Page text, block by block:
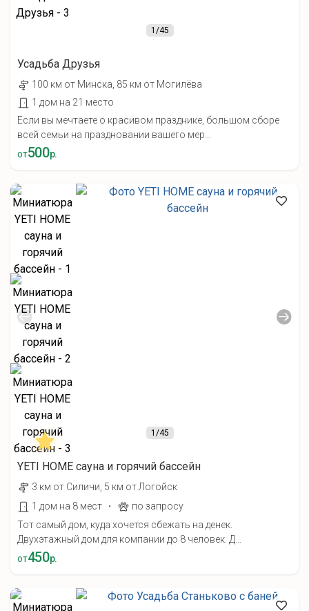
1/45
Усадьба Друзья
100 км от Минска, 85 км от Могилёва
1 дом на 21 место
Если вы мечтаете о красивом празднике, большом сборе
всей семьи на праздновании вашего мер...
от500р.
1/45
YETI HOME cауна и горячий бассейн
3 км от Силичи, 5 км от Логойск
1 дом на 8 мест
·
по запросу
Тот самый дом, куда хочется сбежать на денек.
Двухэтажный дом для компании до 8 человек. Д...
от450р.